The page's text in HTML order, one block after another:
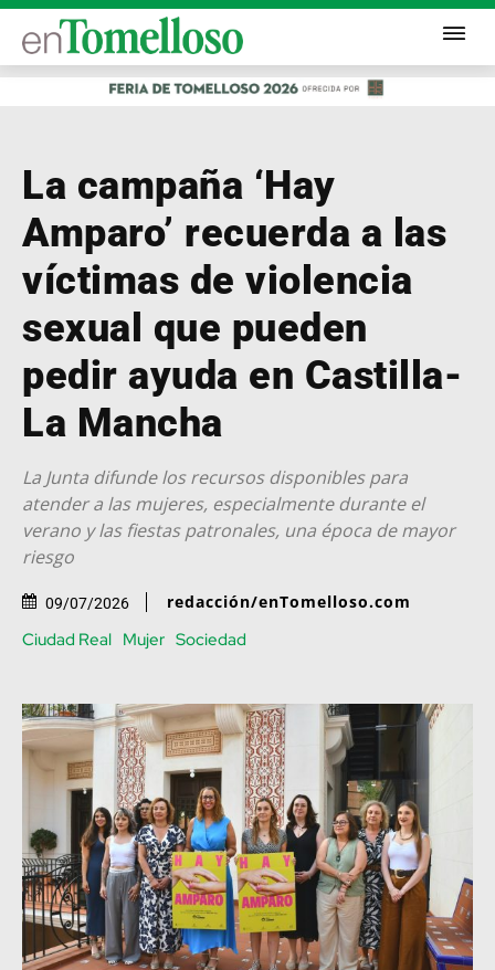
La campaña ‘Hay
Amparo’ recuerda a las
víctimas de violencia
sexual que pueden
pedir ayuda en Castilla-
La Mancha
La Junta difunde los recursos disponibles para
atender a las mujeres, especialmente durante el
verano y las fiestas patronales, una época de mayor
riesgo
09/07/2026 redacción/enTomelloso.com
Ciudad Real Mujer Sociedad